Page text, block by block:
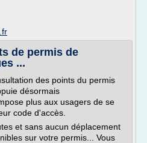
de permis de
...
des points du permis
désormais
plus aux usagers de se
code d'accès.
et sans aucun déplacement
sur votre permis... Vous